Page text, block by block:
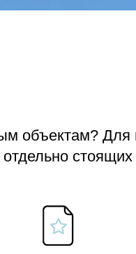
объектам?
стоящих